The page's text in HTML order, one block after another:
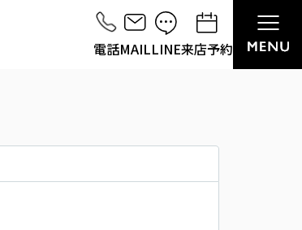
電話MAILLINE来店予約